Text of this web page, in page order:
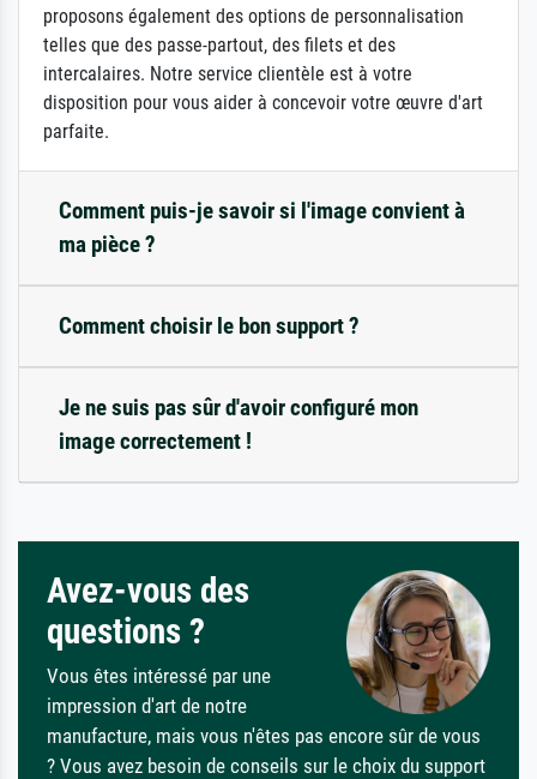
proposons également des options de personnalisation
telles que des passe-partout, des filets et des
intercalaires. Notre service clientèle est à votre
disposition pour vous aider à concevoir votre œuvre d'art
parfaite.
Comment puis-je savoir si l'image convient à
ma pièce ?
Comment choisir le bon support ?
Je ne suis pas sûr d'avoir configuré mon
image correctement !
Avez-vous des
questions ?
Vous êtes intéressé par une
impression d'art de notre
manufacture, mais vous n'êtes pas encore sûr de vous
? Vous avez besoin de conseils sur le choix du support